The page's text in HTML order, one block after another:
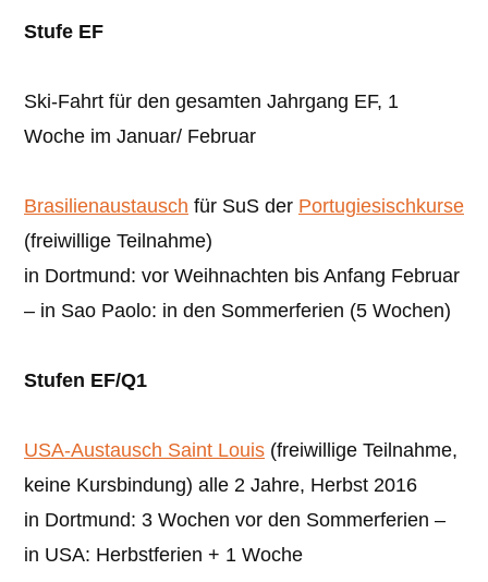
Stufe EF
Ski-Fahrt für den gesamten Jahrgang EF, 1
Woche im Januar/ Februar
Brasilienaustausch für SuS der Portugiesischkurse
(freiwillige Teilnahme)
in Dortmund: vor Weihnachten bis Anfang Februar
– in Sao Paolo: in den Sommerferien (5 Wochen)
Stufen EF/Q1
USA-Austausch Saint Louis (freiwillige Teilnahme,
keine Kursbindung) alle 2 Jahre, Herbst 2016
in Dortmund: 3 Wochen vor den Sommerferien –
in USA: Herbstferien + 1 Woche